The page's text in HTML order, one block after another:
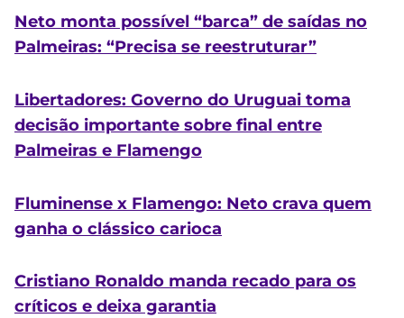
Neto monta possível “barca” de saídas no
Palmeiras: “Precisa se reestruturar”
Libertadores: Governo do Uruguai toma
decisão importante sobre final entre
Palmeiras e Flamengo
Fluminense x Flamengo: Neto crava quem
ganha o clássico carioca
Cristiano Ronaldo manda recado para os
críticos e deixa garantia